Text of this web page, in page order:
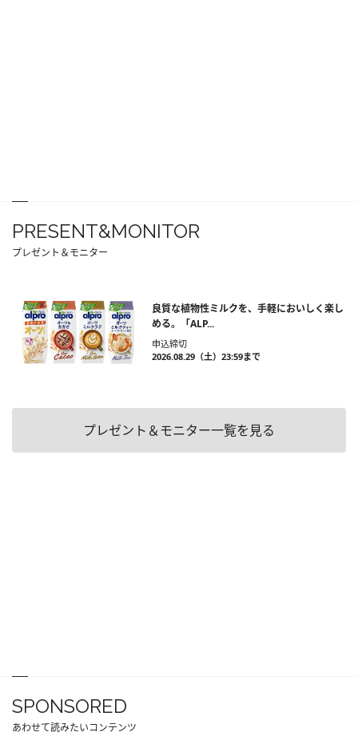
PRESENT&MONITOR
プレゼント＆モニター
良質な植物性ミルクを、手軽においしく楽し
める。「ALP...
申込締切
2026.08.29（土）23:59まで
プレゼント＆モニター一覧を見る
SPONSORED
あわせて読みたいコンテンツ